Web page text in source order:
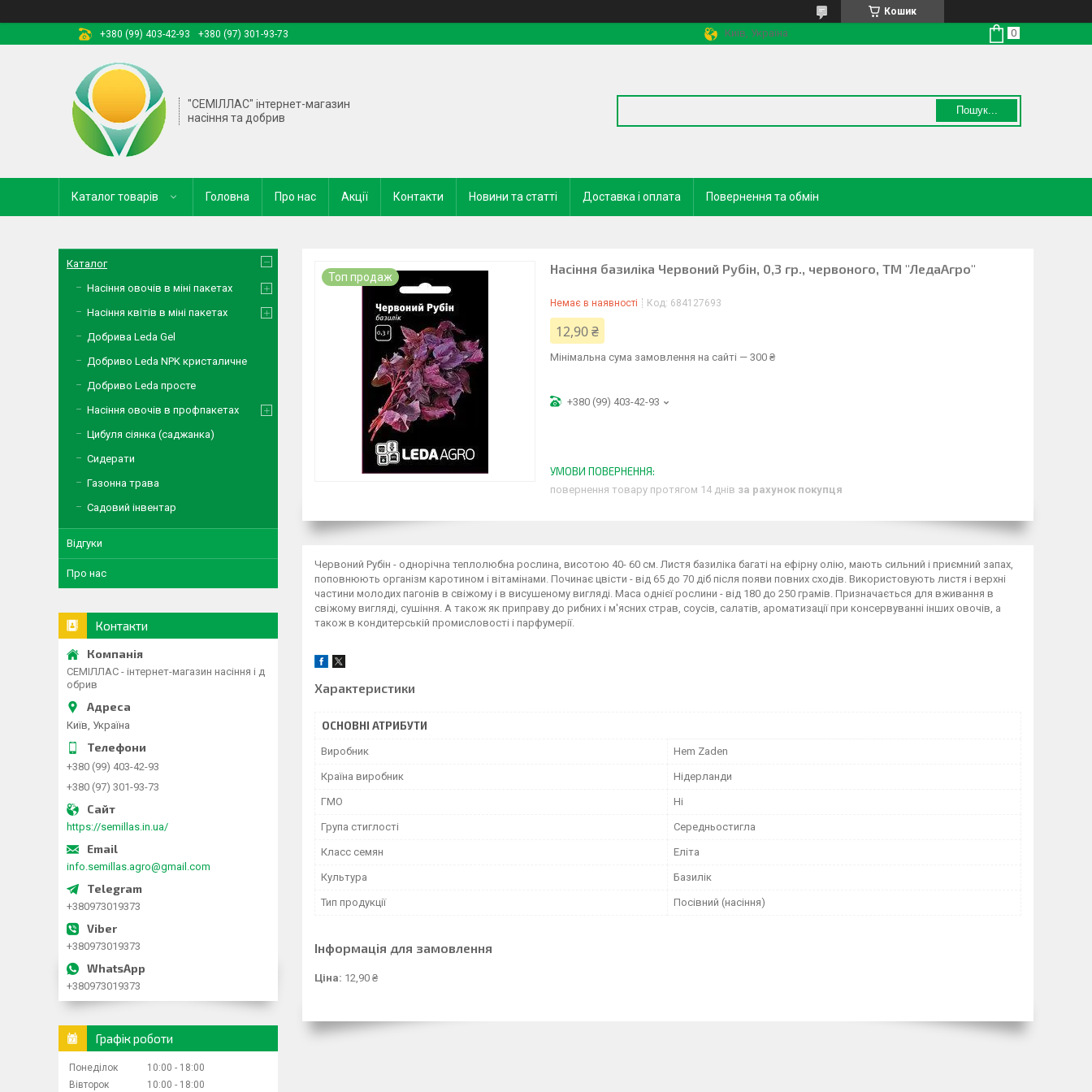
Кошик
+380 (99) 403-42-93
+380 (97) 301-93-73 Київ, Україна
"СЕМІЛЛАС" інтернет-магазин
насіння та добрив
Пошук...
Каталог товарів Головна Про нас Акції Контакти Новини та статті Доставка і оплата Повернення та обмін
Топ продаж
Насіння базиліка Червоний Рубін, 0,3 гр., червоного, ТМ "ЛедаАгро"
Немає в наявності Код: 684127693
12,90 ₴
Мінімальна сума замовлення на сайті — 300 ₴
+380 (99) 403-42-93
повернення товару протягом 14 днів за рахунок покупця
Червоний Рубін - однорічна теплолюбна рослина, висотою 40- 60 см. Листя базиліка багаті на ефірну олію, мають сильний і приємний запах,
поповнюють організм каротином і вітамінами. Починає цвісти - від 65 до 70 діб після появи повних сходів. Використовують листя і верхні
частини молодих пагонів в свіжому і в висушеному вигляді. Маса однієї рослини - від 180 до 250 грамів. Призначається для вживання в
свіжому вигляді, сушіння. А також як приправу до рибних і м'ясних страв, соусів, салатів, ароматизації при консервуванні інших овочів, а
також в кондитерській промисловості і парфумерії.
Характеристики
ОСНОВНІ АТРИБУТИ
Виробник Hem Zaden
Країна виробник Нідерланди
ГМО Ні
Група стиглості Середньостигла
Класс семян Еліта
Культура Базилік
Тип продукції Посівний (насіння)
Інформація для замовлення
Ціна: 12,90 ₴
Каталог
Насіння овочів в міні пакетах
Насіння квітів в міні пакетах
Добрива Leda Gel
Добриво Leda NPK кристаличне
Добриво Leda просте
Насіння овочів в профпакетах
Цибуля сіянка (саджанка)
Сидерати
Газонна трава
Садовий інвентар
Відгуки
Про нас
Контакти
СЕМІЛЛАС - інтернет-магазин насіння і д
обрив
Київ, Україна
+380 (99) 403-42-93
+380 (97) 301-93-73
https://semillas.in.ua/
info.semillas.agro@gmail.com
+380973019373
+380973019373
+380973019373
Графік роботи
Понеділок 10:00
18:00
Вівторок
10:00
18:00